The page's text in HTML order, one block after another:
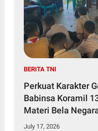
BERITA TNI
Perkuat Karakter
Babinsa Koramil
Materi Bela
SMKN 3 Bitung
July 17, 2026